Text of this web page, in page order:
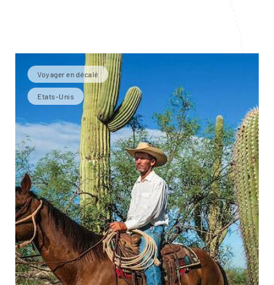
Voyager en décalé
Etats-Unis